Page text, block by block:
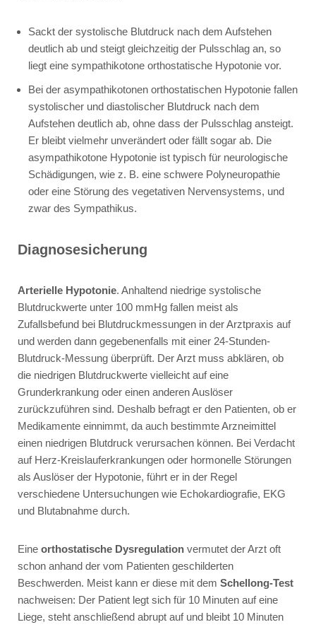
Sackt der systolische Blutdruck nach dem Aufstehen
deutlich ab und steigt gleichzeitig der Pulsschlag an, so
liegt eine sympathikotone orthostatische Hypotonie vor.
Bei der asympathikotonen orthostatischen Hypotonie fallen
systolischer und diastolischer Blutdruck nach dem
Aufstehen deutlich ab, ohne dass der Pulsschlag ansteigt.
Er bleibt vielmehr unverändert oder fällt sogar ab. Die
asympathikotone Hypotonie ist typisch für neurologische
Schädigungen, wie z. B. eine schwere Polyneuropathie
oder eine Störung des vegetativen Nervensystems, und
zwar des Sympathikus.
Diagnosesicherung
Arterielle Hypotonie. Anhaltend niedrige systolische
Blutdruckwerte unter 100 mmHg fallen meist als
Zufallsbefund bei Blutdruckmessungen in der Arztpraxis auf
und werden dann gegebenenfalls mit einer 24-Stunden-
Blutdruck-Messung überprüft. Der Arzt muss abklären, ob
die niedrigen Blutdruckwerte vielleicht auf eine
Grunderkrankung oder einen anderen Auslöser
zurückzuführen sind. Deshalb befragt er den Patienten, ob er
Medikamente einnimmt, da auch bestimmte Arzneimittel
einen niedrigen Blutdruck verursachen können. Bei Verdacht
auf Herz-Kreislauferkrankungen oder hormonelle Störungen
als Auslöser der Hypotonie, führt er in der Regel
verschiedene Untersuchungen wie Echokardiografie, EKG
und Blutabnahme durch.
Eine orthostatische Dysregulation vermutet der Arzt oft
schon anhand der vom Patienten geschilderten
Beschwerden. Meist kann er diese mit dem Schellong-Test
nachweisen: Der Patient legt sich für 10 Minuten auf eine
Liege, steht anschließend abrupt auf und bleibt 10 Minuten